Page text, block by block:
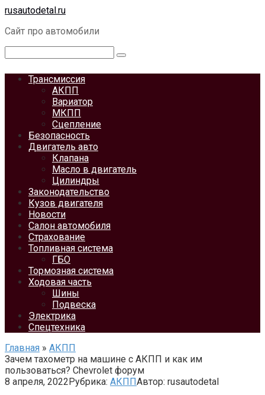
Перейти
контенту
rusautodetal.ru
Сайт про автомобили
Трансмиссия
АКПП
Вариатор
МКПП
Сцепление
Безопасность
Двигатель авто
Клапана
Масло в двигатель
Цилиндры
Законодательство
Кузов двигателя
Новости
Салон автомобиля
Страхование
Топливная система
ГБО
Тормозная система
Ходовая часть
Шины
Подвеска
Электрика
Спецтехника
Главная » АКПП
Зачем тахометр на машине с АКПП и как им
пользоваться? Chevrolet форум
8 апреля, 2022Рубрика: АКППАвтор: rusautodetal